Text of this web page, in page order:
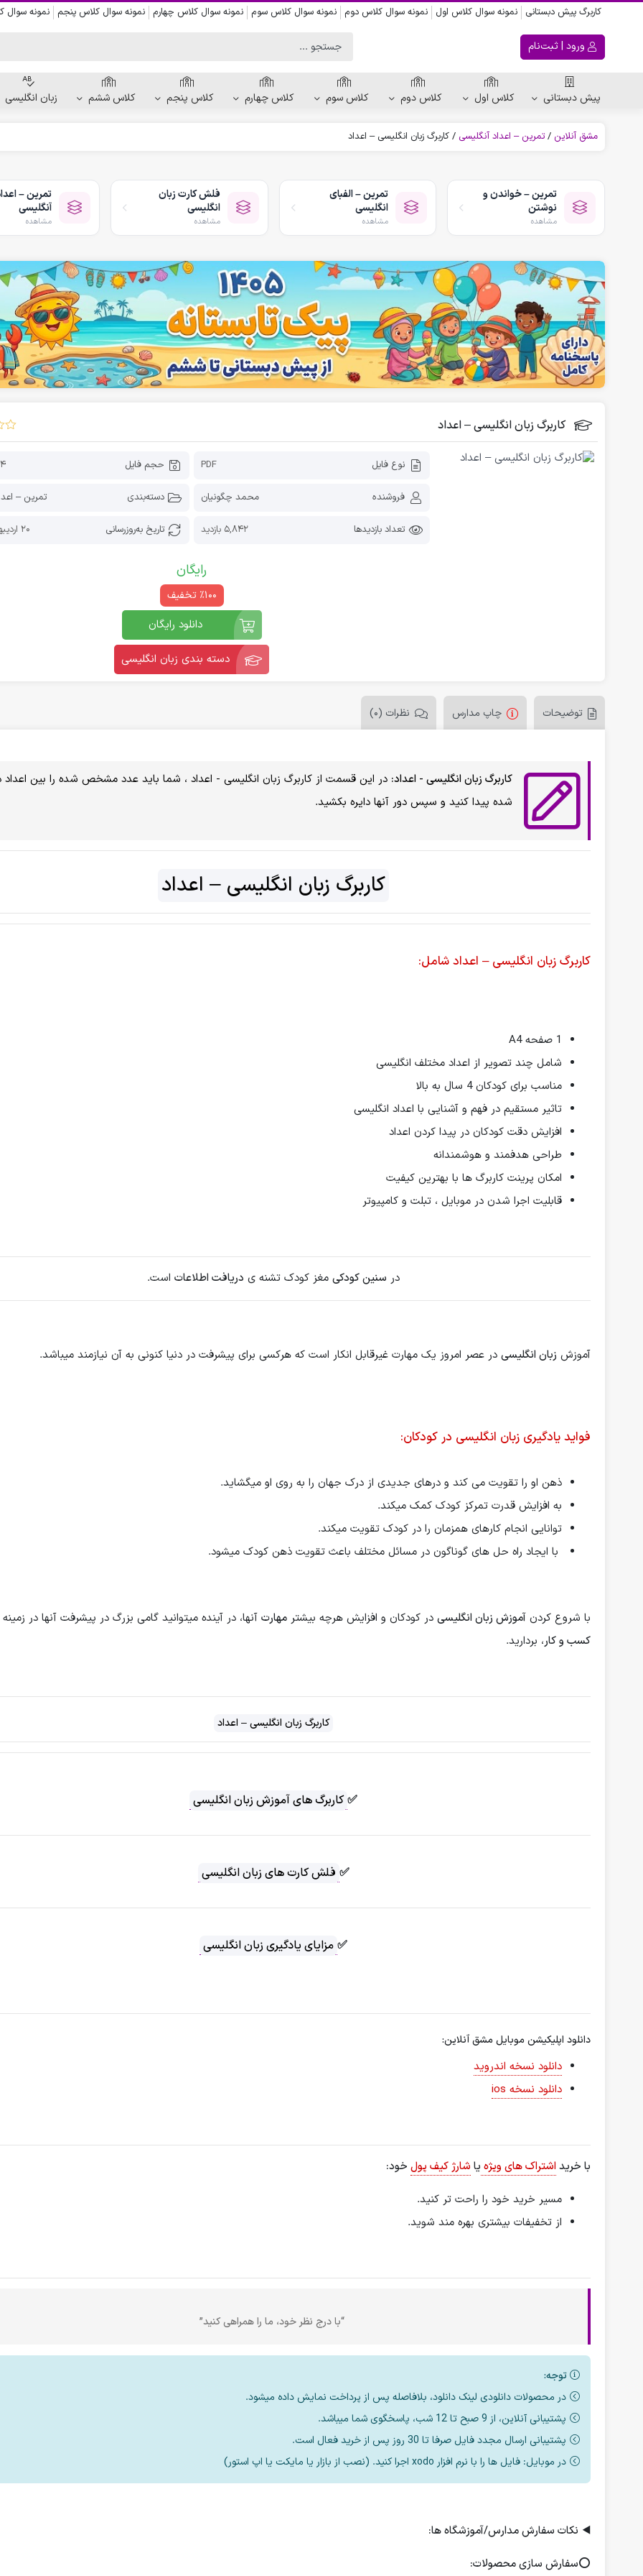
کاربرگ پیش دبستانی نمونه سوال کلاس اول نمونه سوال کلاس دوم نمونه سوال کلاس سوم نمونه سوال کلاس چهارم نمونه سوال کلاس پنجم نمونه
ورود | ثبت‌نام
پیش دبستانی
کاربرگ تقارن ، قرینه
الگویابی پیش دبستانی
کاربرگ نقاشی و رنگ آمیزی
کاربرگ پیش از نوشتن
کاربرگ نقطه چین حروف الفبا
پکیج های پیش دبستانی
کتاب پیش دبستانی
فلش کارت آموزشی
دانلود رایگان کاربرگ پیش دبستانی
کاربرگ هفتگی پیش دبستانی
کلاس اول کلاس دوم کلاس سوم کلاس چهارم کلاس پنجم کلاس ششم زبان انگلیسی
مشق آنلاین /تمرین – اعداد آنگلیسی /کاربرگ زبان انگلیسی – اعداد
تمرین – خواندن و
نوشتن
مشاهده
تمرین – الفبای
انگلیسی
مشاهده
فلش کارت زبان
انگلیسی
مشاهده
تمرین –
آنگلیسی
مشاهده
کاربرگ زبان انگلیسی – اعداد
نوع فایل PDF حجم فایل 24
فروشنده محمد چگونیان دسته‌بندی تمرین –
تعداد بازدیدها 5,842 بازدید تاریخ به‌روز‌رسانی 20 اردیبهشت 1405
رایگان
٪100 تخفیف
دانلود رایگان
دسته بندی زبان انگلیسی
توضیحات چاپ مدارس نظرات (0)
کاربرگ زبان انگلیسی - اعداد: در این قسمت از کاربرگ زبان انگلیسی - اعداد ، شما باید عدد مشخص شده را بین اعداد
شده پیدا کنید و سپس دور آنها دایره بکشید.
کاربرگ زبان انگلیسی – اعداد
کاربرگ زبان انگلیسی – اعداد شامل:
1 صفحه A4
شامل چند تصویر از اعداد مختلف انگلیسی
مناسب برای کودکان 4 سال به بالا
تاثیر مستقیم در فهم و آشنایی با اعداد انگلیسی
افزایش دقت کودکان در پیدا کردن اعداد
طراحی هدفمند و هوشمندانه
امکان پرینت کاربرگ ها با بهترین کیفیت
قابلیت اجرا شدن در موبایل ، تبلت و کامپیوتر
در سنین کودکیمغز کودک تشنه ی دریافت اطلاعاتاست.
آموزش زبان انگلیسی در عصر امروز یک مهارت غیرقابل انکار است که هرکسی برای پیشرفت در دنیا کنونی به آن نیازمند میباشد.
فواید یادگیری زبان انگلیسی در کودکان:
ذهن او را تقویت می کند و درهای جدیدی از درک جهان را به روی او میگشاید.
به افزایش قدرت تمرکز کودک کمک میکند.
توانایی انجام کارهای همزمان را در کودک تقویت میکند.
با ایجاد راه حل های گوناگون در مسائل مختلف باعث تقویت ذهن کودک میشود.
با شروع کردنآموزش زبان انگلیسی در کودکان و افزایش هرچه بیشترمهارت آنها، در آینده میتوانید گامی بزرگ در پیشرفت آنها در
کسب و کار، بردارید.
کاربرگ زبان انگلیسی – اعداد
✅ کاربرگ های آموزش زبان انگلیسی
✅ فلش کارت های زبان انگلیسی
✅ مزایای یادگیری زبان انگلیسی
دانلود اپلیکیشن موبایل مشق آنلاین:
دانلود نسخه اندروید
دانلود نسخه ios
با خرید اشتراک های ویژه یا شارژ کیف پول خود:
مسیر خرید خود را راحت تر کنید.
از تخفیفات بیشتری بهره مند شوید.
“با درج نظر خود، ما را همراهی کنید”
توجه:
در محصولات دانلودی لینک دانلود، بلافاصله پس از پرداخت نمایش داده میشود.
پشتیبانی آنلاین، از 9 صبح تا 12 شب، پاسخگوی شما میباشد.
پشتیبانی ارسال مجدد فایل صرفا تا 30 روز پس از خرید فعال است.
در موبایل: فایل ها را با نرم افزار xodo اجرا کنید. (نصب از بازار یا مایکت یا اپ استور)
◀️ نکات سفارش مدارس/آموزشگاه ها:
⭕️سفارش سازی محصولات: